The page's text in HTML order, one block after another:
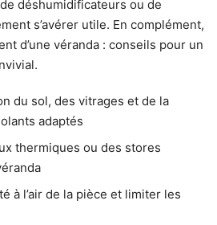
déshumidificateurs ou de
s’avérer utile. En complément,
d’une véranda : conseils pour un
du sol, des vitrages et de la
adaptés
thermiques ou des stores
à l’air de la pièce et limiter les